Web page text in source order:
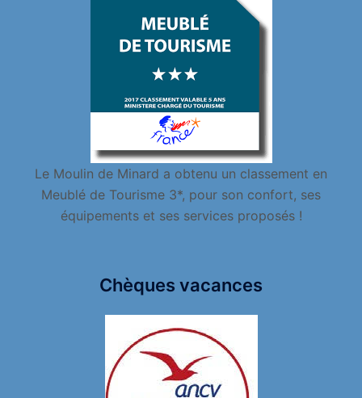
Le Moulin de Minard a obtenu un classement en
Meublé de Tourisme 3*, pour son confort, ses
équipements et ses services proposés !
Chèques vacances